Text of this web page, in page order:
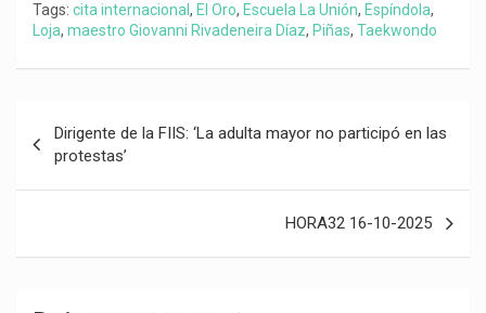
Tags: cita internacional , El Oro, Escuela La Unión, Espíndola,
Loja, maestro Giovanni Rivadeneira Díaz, Piñas, Taekwondo
de
entradas
Dirigente de la FIIS: ‘La adulta mayor no participó en las
protestas’
HORA32 16-10-2025